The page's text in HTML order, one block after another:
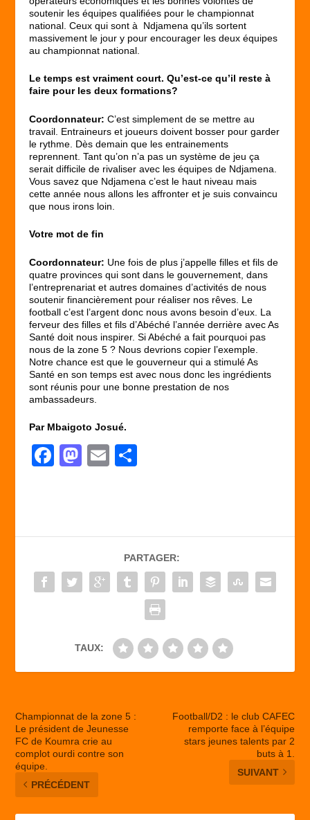
soutenir les équipes qualifiées pour le championnat
national. Ceux qui sont à Ndjamena qu’ils sortent
massivement le jour y pour encourager les deux équipes
au championnat national.
Le temps est vraiment court. Qu’est-ce qu’il reste à
faire pour les deux formations?
Coordonnateur: C’est simplement de se mettre au
travail. Entraineurs et joueurs doivent bosser pour garder
le rythme. Dès demain que les entrainements
reprennent. Tant qu’on n’a pas un système de jeu ça
serait difficile de rivaliser avec les équipes de Ndjamena.
Vous savez que Ndjamena c’est le haut niveau mais
cette année nous allons les affronter et je suis convaincu
que nous irons loin.
Votre mot de fin
Coordonnateur: Une fois de plus j’appelle filles et fils de
quatre provinces qui sont dans le gouvernement, dans
l’entreprenariat et autres domaines d’activités de nous
soutenir financièrement pour réaliser nos rêves. Le
football c’est l’argent donc nous avons besoin d’eux. La
ferveur des filles et fils d’Abéché l’année derrière avec As
Santé doit nous inspirer. Si Abéché a fait pourquoi pas
nous de la zone 5 ? Nous devrions copier l’exemple.
Notre chance est que le gouverneur qui a stimulé As
Santé en son temps est avec nous donc les ingrédients
sont réunis pour une bonne prestation de nos
ambassadeurs.
Par Mbaigoto Josué.
F
b
o
o
M
d
o
n
E
er
PARTAGER:
TAUX:
Championnat de la zone 5 :
Le président de Jeunesse
FC de Koumra crie au
complot ourdi contre son
équipe.
PRÉCÉDENT
Football/D2 : le club CAFEC
remporte face à l’équipe
stars jeunes talents par 2
buts à 1.
SUIVANT